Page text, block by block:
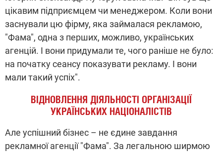
цікавим підприємцем чи менеджером. Коли вони
заснували цю фірму, яка займалася рекламою,
"Фама", одна з перших, можливо, українських
агенцій. І вони придумали те, чого раніше не було:
на початку сеансу показувати рекламу. І вони
мали такий успіх".
ВІДНОВЛЕННЯ ДІЯЛЬНОСТІ ОРГАНІЗАЦІЇ
УКРАЇНСЬКИХ НАЦІОНАЛІСТІВ
Але успішний бізнес – не єдине завдання
рекламної агенції "Фама". За легальною ширмою